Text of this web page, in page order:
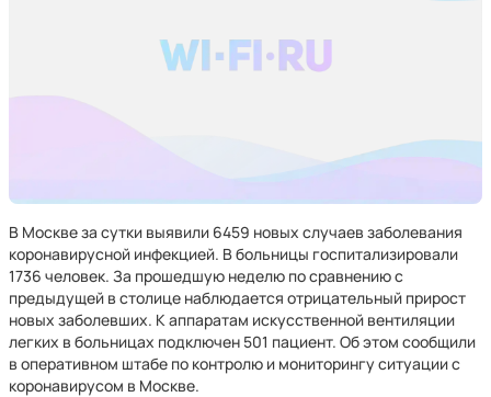
В Москве за сутки выявили 6459 новых случаев заболевания
коронавирусной инфекцией. В больницы госпитализировали
1736 человек. За прошедшую неделю по сравнению с
предыдущей в столице наблюдается отрицательный прирост
новых заболевших. К аппаратам искусственной вентиляции
легких в больницах подключен 501 пациент. Об этом сообщили
в оперативном штабе по контролю и мониторингу ситуации с
коронавирусом в Москве.